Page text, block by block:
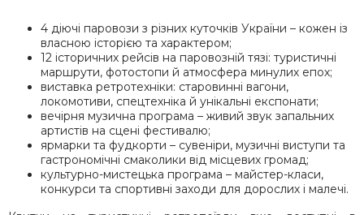
4 діючі паровози з різних куточків України – кожен із
власною історією та характером;
12 історичних рейсів на паровозній тязі: туристичні
маршрути, фотостопи й атмосфера минулих епох;
виставка ретротехніки: старовинні вагони,
локомотиви, спецтехніка й унікальні експонати;
вечірня музична програма – живий звук запальних
артистів на сцені фестивалю;
ярмарки та фудкорти – сувеніри, музичні виступи та
гастрономічні смаколики від місцевих громад;
культурно-мистецька програма – майстер-класи,
конкурси та спортивні заходи для дорослих і малечі.